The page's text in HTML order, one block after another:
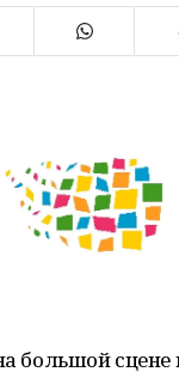
большой сцене